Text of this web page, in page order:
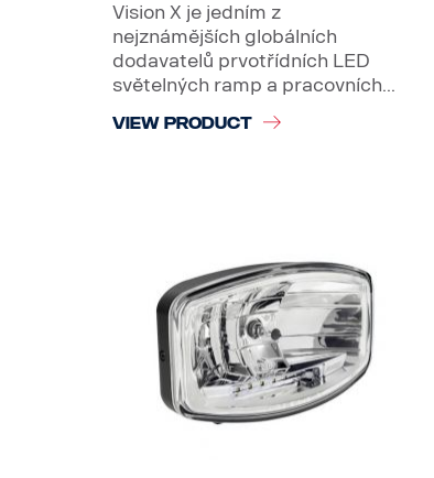
Vision X je jedním z
nejznámějších globálních
dodavatelů prvotřídních LED
světelných ramp a pracovních...
VIEW PRODUCT